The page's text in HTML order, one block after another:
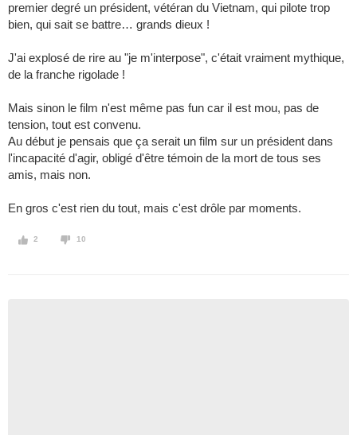
premier degré un président, vétéran du Vietnam, qui pilote trop
bien, qui sait se battre… grands dieux !
J'ai explosé de rire au "je m'interpose", c'était vraiment mythique,
de la franche rigolade !
Mais sinon le film n'est même pas fun car il est mou, pas de
tension, tout est convenu.
Au début je pensais que ça serait un film sur un président dans
l'incapacité d'agir, obligé d'être témoin de la mort de tous ses
amis, mais non.
En gros c'est rien du tout, mais c'est drôle par moments.
2 10